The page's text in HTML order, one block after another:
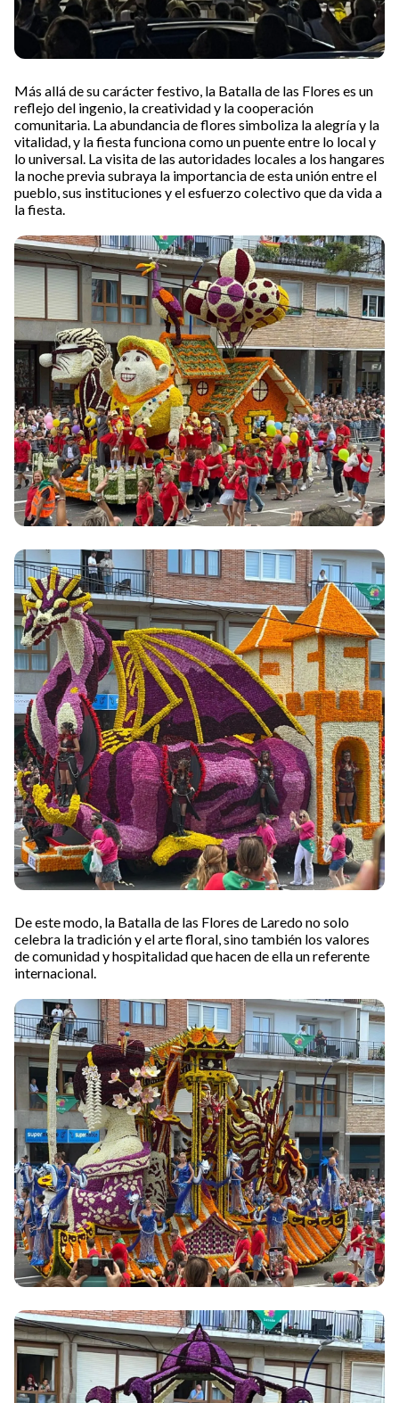
Más allá de su carácter festivo, la Batalla de las Flores es un
reflejo del ingenio, la creatividad y la cooperación
comunitaria. La abundancia de flores simboliza la alegría y la
vitalidad, y la fiesta funciona como un puente entre lo local y
lo universal. La visita de las autoridades locales a los hangares
la noche previa subraya la importancia de esta unión entre el
pueblo, sus instituciones y el esfuerzo colectivo que da vida a
la fiesta.
De este modo, la Batalla de las Flores de Laredo no solo
celebra la tradición y el arte floral, sino también los valores
de comunidad y hospitalidad que hacen de ella un referente
internacional.